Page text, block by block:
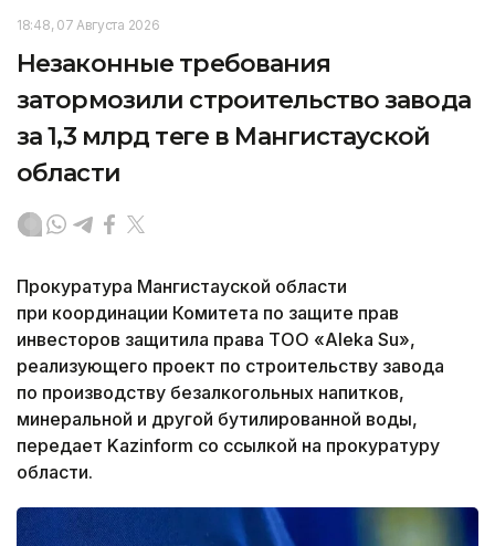
18:48, 07 Августа 2026
Незаконные требования
затормозили строительство завода
за 1,3 млрд теңге в Мангистауской
области
Прокуратура Мангистауской области
при координации Комитета по защите прав
инвесторов защитила права ТОО «Aleka Su»,
реализующего проект по строительству завода
по производству безалкогольных напитков,
минеральной и другой бутилированной воды,
передает Kazinform со ссылкой на прокуратуру
области.